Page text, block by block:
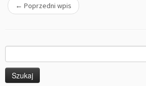
← Poprzedni wpis